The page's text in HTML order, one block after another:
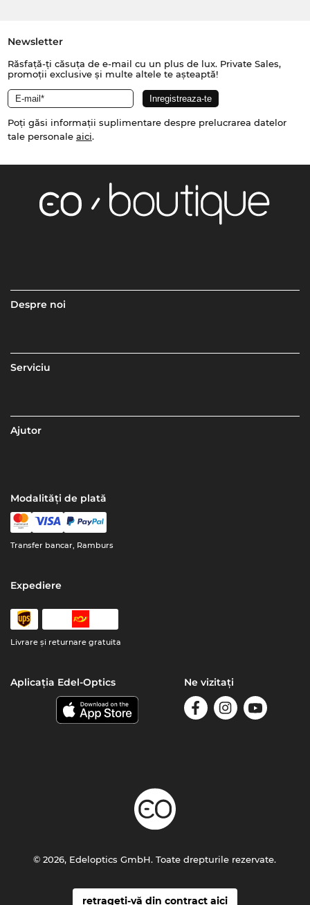
Newsletter
Răsfață-ți căsuța de e-mail cu un plus de lux. Private Sales,
promoții exclusive și multe altele te așteaptă!
Poți găsi informații suplimentare despre prelucrarea datelor
tale personale aici.
Despre noi
Serviciu
Ajutor
Modalități de plată
Transfer bancar, Ramburs
Expediere
Livrare şi returnare gratuita
Aplicația Edel-Optics Ne vizitați
retrageți-vă din contract aici
© 2026, Edeloptics GmbH. Toate drepturile rezervate.